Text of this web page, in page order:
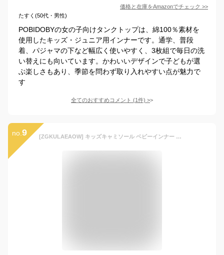
価格と在庫をAmazonでチェック >>
たすく(50代・男性)
POBIDOBYの女の子向けタンクトップは、綿100％素材を
使用したキッズ・ジュニア用インナーです。通学、普段
着、パジャマの下など幅広く使いやすく、3枚組で毎日の洗
い替えにも向いています。かわいいデザインで子どもが選
ぶ楽しさもあり、季節を問わず取り入れやすい点が魅力で
す
全てのおすすめコメント (1件) >
no. 9 [ZGKULAEAOW] キッズキャミソール ベビーインナー バッククロス キッズインナー キッズキャミ トップス 肌着 おしゃれ ベビー インナー (JP, 身長, 110, 黒)